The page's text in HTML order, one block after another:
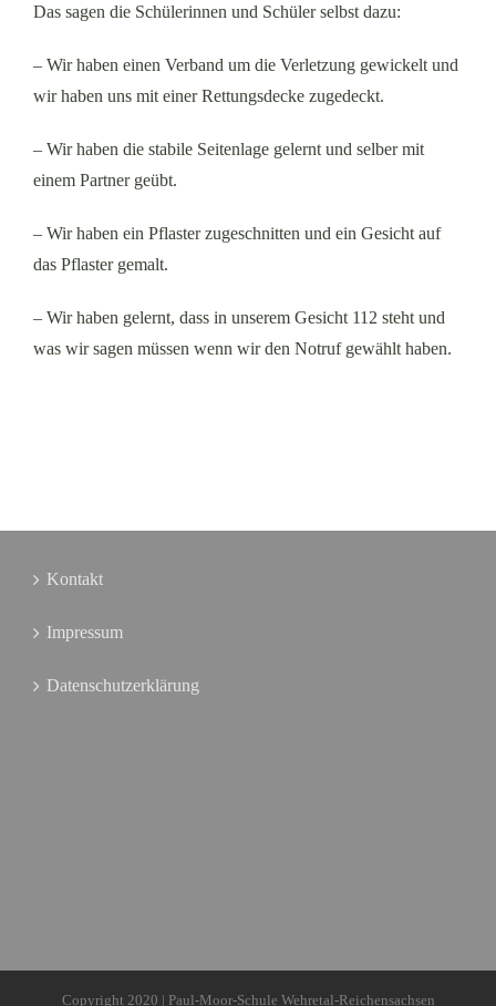
Das sagen die Schülerinnen und Schüler selbst dazu:
– Wir haben einen Verband um die Verletzung gewickelt und
wir haben uns mit einer Rettungsdecke zugedeckt.
– Wir haben die stabile Seitenlage gelernt und selber mit
einem Partner geübt.
– Wir haben ein Pflaster zugeschnitten und ein Gesicht auf
das Pflaster gemalt.
– Wir haben gelernt, dass in unserem Gesicht 112 steht und
was wir sagen müssen wenn wir den Notruf gewählt haben.
Kontakt
Impressum
Datenschutzerklärung
Copyright 2020 | Paul-Moor-Schule Wehretal-Reichensachsen